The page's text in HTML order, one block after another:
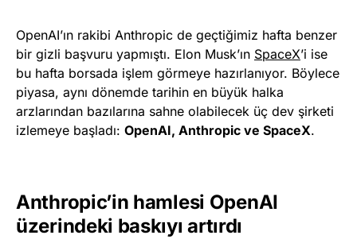
OpenAI’ın rakibi Anthropic de geçtiğimiz hafta benzer
bir gizli başvuru yapmıştı. Elon Musk’ın SpaceX’i ise
bu hafta borsada işlem görmeye hazırlanıyor. Böylece
piyasa, aynı dönemde tarihin en büyük halka
arzlarından bazılarına sahne olabilecek üç dev şirketi
izlemeye başladı: OpenAI, Anthropic ve SpaceX.
Anthropic’in hamlesi OpenAI
üzerindeki baskıyı artırdı